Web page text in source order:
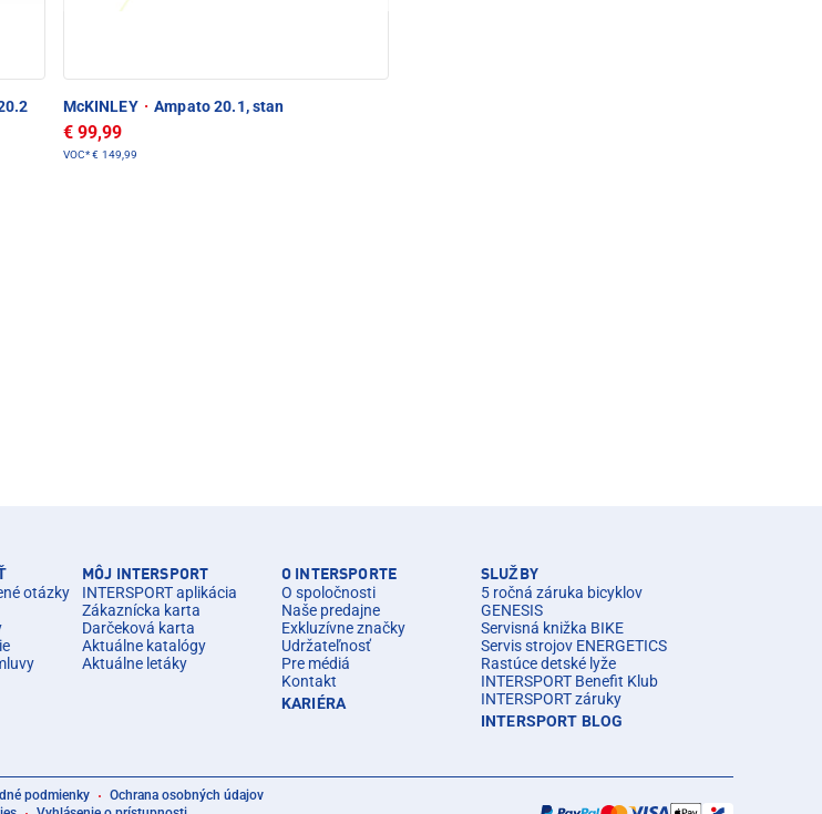
McKINLEY · Ampato 20.1, stan
€ 99,99
VOC*€ 149,99
otázky
MÔJ INTERSPORT
INTERSPORT aplikácia
Zákaznícka karta
Darčeková karta
Aktuálne katalógy
Aktuálne letáky
O INTERSPORTE
O spoločnosti
Naše predajne
Exkluzívne značky
Udržateľnosť
Pre médiá
Kontakt
KARIÉRA
SLUŽBY
5 ročná záruka bicyklov
GENESIS
Servisná knižka BIKE
Servis strojov ENERGETICS
Rastúce detské lyže
INTERSPORT Benefit Klub
INTERSPORT záruky
INTERSPORT BLOG
podmienky
Ochrana osobných údajov